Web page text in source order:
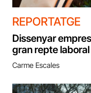
REPORTATGE
Dissenyar
gran repte laboral
Carme Escales